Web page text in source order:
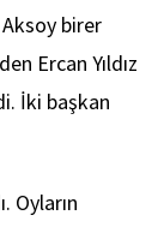
birer
Ercan Yıldız
İki başkan
Oyların